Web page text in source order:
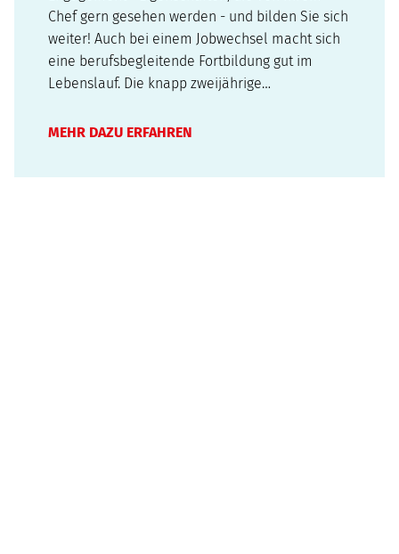
Chef gern gesehen werden - und bilden Sie sich
weiter! Auch bei einem Jobwechsel macht sich
eine berufsbegleitende Fortbildung gut im
Lebenslauf. Die knapp zweijährige
Rechtsfachwirt/in bereitet auf die Prüfung der
MEHR DAZU ERFAHREN